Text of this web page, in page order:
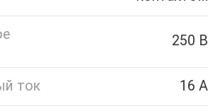
250 В
ток 16 А